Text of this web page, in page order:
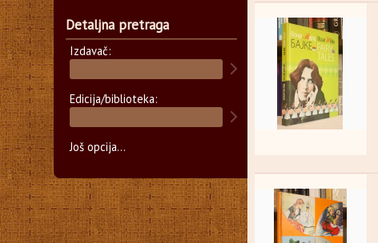
Detaljna pretraga
Izdavač:
Edicija/biblioteka:
Još opcija...